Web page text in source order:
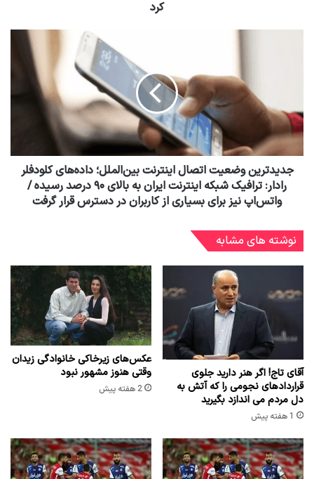
کرد
جدیدترین وضعیت اتصال اینترنت بین‌الملل؛ داده‌های کلودفلر
رادار: ترافیک شبکه اینترنت ایران به بالای ۹۰ درصد رسیده /
واتس‌اپ نیز برای بسیاری از کاربران در دسترس قرار گرفت
نوشته های مشابه
آقای تاج! اگر هنر دارید جلوی
قراردادهای نجومی را که آتش به
دل مردم می اندازد بگیرید
1 هفته پیش
عکس‌های زیرخاکی خانوادگی زیدان
وقتی هنوز مشهور نبود
2 هفته پیش